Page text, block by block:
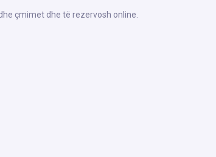
çmimet dhe të rezervosh online.